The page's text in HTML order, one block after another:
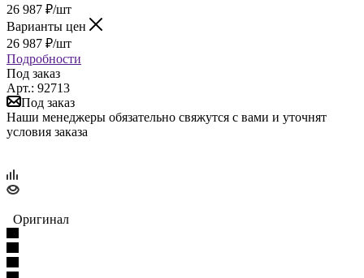
26 987 ₽/шт
Варианты цен
26 987 ₽/шт
Подробности
Под заказ
Арт.: 92713
Под заказ
Наши менеджеры обязательно свяжутся с вами и уточнят
условия заказа
Оригинал